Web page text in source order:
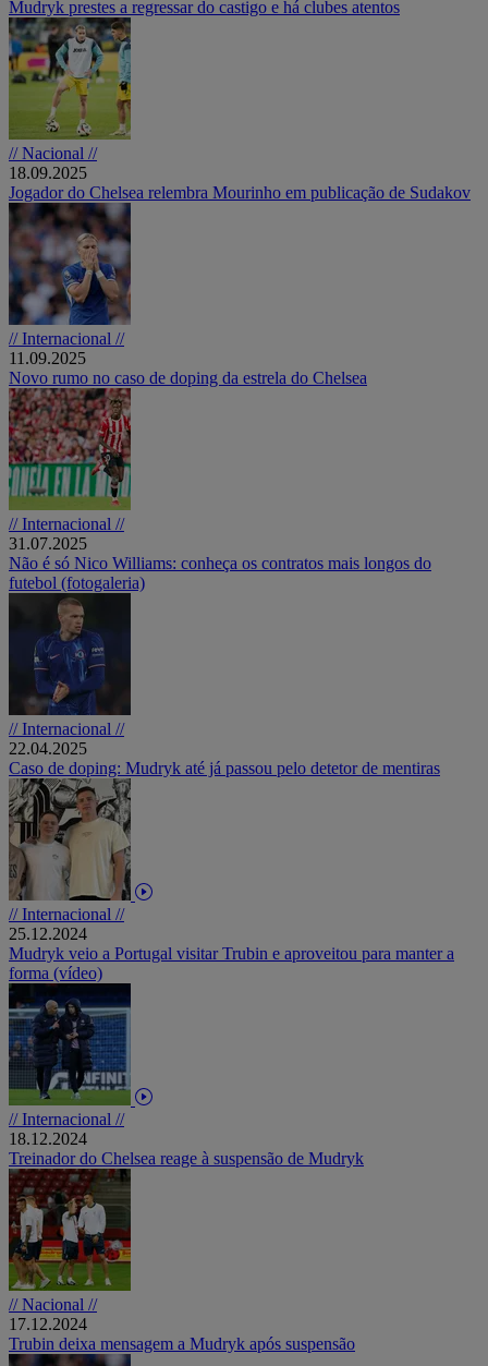
Mudryk prestes a regressar do castigo e há clubes atentos
// Nacional //
18.09.2025
Jogador do Chelsea relembra Mourinho em publicação de Sudakov
// Internacional //
11.09.2025
Novo rumo no caso de doping da estrela do Chelsea
// Internacional //
31.07.2025
Não é só Nico Williams: conheça os contratos mais longos do
futebol (fotogaleria)
// Internacional //
22.04.2025
Caso de doping: Mudryk até já passou pelo detetor de mentiras
// Internacional //
25.12.2024
Mudryk veio a Portugal visitar Trubin e aproveitou para manter a
forma (vídeo)
// Internacional //
18.12.2024
Treinador do Chelsea reage à suspensão de Mudryk
// Nacional //
17.12.2024
Trubin deixa mensagem a Mudryk após suspensão